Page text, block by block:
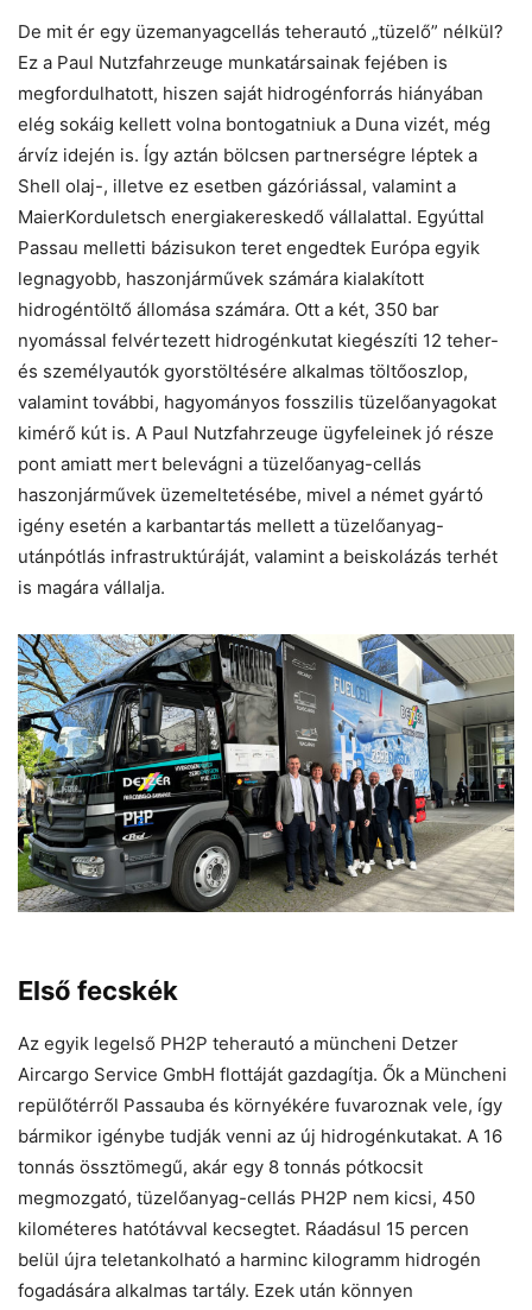
De mit ér egy üzemanyagcellás teherautó „tüzelő” nélkül?
Ez a Paul Nutzfahrzeuge munkatársainak fejében is
megfordulhatott, hiszen saját hidrogénforrás hiányában
elég sokáig kellett volna bontogatniuk a Duna vizét, még
árvíz idején is. Így aztán bölcsen partnerségre léptek a
Shell olaj-, illetve ez esetben gázóriással, valamint a
MaierKorduletsch energiakereskedő vállalattal. Egyúttal
Passau melletti bázisukon teret engedtek Európa egyik
legnagyobb, haszonjárművek számára kialakított
hidrogéntöltő állomása számára. Ott a két, 350 bar
nyomással felvértezett hidrogénkutat kiegészíti 12 teher-
és személyautók gyorstöltésére alkalmas töltőoszlop,
valamint további, hagyományos fosszilis tüzelőanyagokat
kimérő kút is. A Paul Nutzfahrzeuge ügyfeleinek jó része
pont amiatt mert belevágni a tüzelőanyag-cellás
haszonjárművek üzemeltetésébe, mivel a német gyártó
igény esetén a karbantartás mellett a tüzelőanyag-
utánpótlás infrastruktúráját, valamint a beiskolázás terhét
is magára vállalja.
Első fecskék
Az egyik legelső PH2P teherautó a müncheni Detzer
Aircargo Service GmbH flottáját gazdagítja. Ők a Müncheni
repülőtérről Passauba és környékére fuvaroznak vele, így
bármikor igénybe tudják venni az új hidrogénkutakat. A 16
tonnás össztömegű, akár egy 8 tonnás pótkocsit
megmozgató, tüzelőanyag-cellás PH2P nem kicsi, 450
kilométeres hatótávval kecsegtet. Ráadásul 15 percen
belül újra teletankolható a harminc kilogramm hidrogén
fogadására alkalmas tartály. Ezek után könnyen